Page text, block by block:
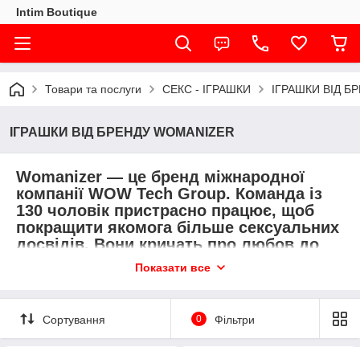
Intim Boutique
Товари та послуги СЕКС - ІГРАШКИ ІГРАШКИ ВІД
ІГРАШКИ ВІД БРЕНДУ WOMANIZER
Womanizer — це бренд міжнародної
компанії WOW Tech Group. Команда із
130 чоловік пристрасно працює, щоб
покращити якомога більше сексуальних
досвідів. Вони кричать про любов до
себе та боряться з усіма
Кожен, незалежно від віку, має право на
повноцінне сексуальне життя.​
Показати все
Сортування 0 Фільтри